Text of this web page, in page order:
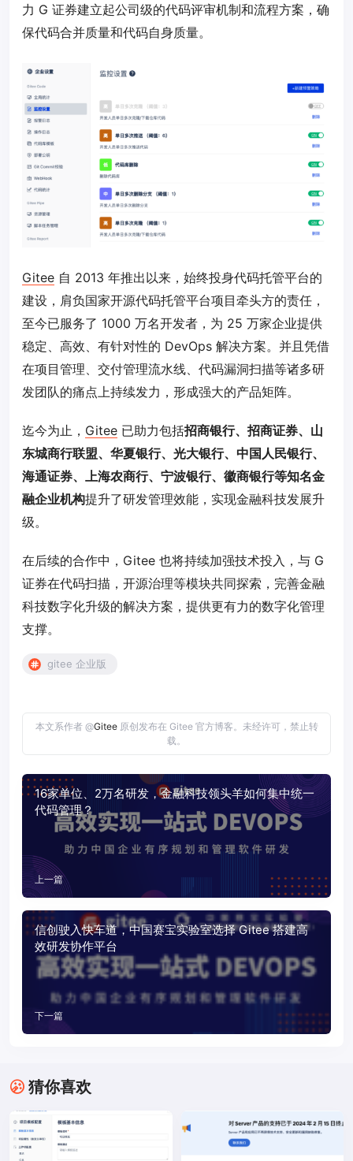
力 G 证券建立起公司级的代码评审机制和流程方案，确
保代码合并质量和代码自身质量。
Gitee 自 2013 年推出以来，始终投身代码托管平台的
建设，肩负国家开源代码托管平台项目牵头方的责任，
至今已服务了 1000 万名开发者，为 25 万家企业提供
稳定、高效、有针对性的 DevOps 解决方案。并且凭借
在项目管理、交付管理流水线、代码漏洞扫描等诸多研
发团队的痛点上持续发力，形成强大的产品矩阵。
迄今为止， Gitee 已助力包括招商银行、招商证券、山
东城商行联盟、华夏银行、光大银行、中国人民银行、
海通证券、上海农商行、宁波银行、徽商银行等知名金
融企业机构提升了研发管理效能，实现金融科技发展升
级。
在后续的合作中，Gitee 也将持续加强技术投入，与 G
证券在代码扫描，开源治理等模块共同探索，完善金融
科技数字化升级的解决方案，提供更有力的数字化管理
支撑。
gitee 企业版
本文系作者 @Gitee原创发布在 Gitee 官方博客。未经许可，禁止转
载。
16家单位、2万名研发，金融科技领头羊如何集中统一
代码管理？
上一篇
信创驶入快车道，中国赛宝实验室选择 Gitee 搭建高
效研发协作平台
下一篇
猜你喜欢